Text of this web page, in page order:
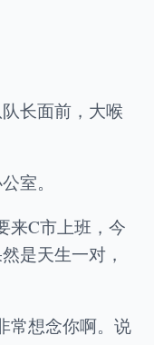
长面前，大喉
室。
来C市上班，今
是天生一对，
常想念你啊。说